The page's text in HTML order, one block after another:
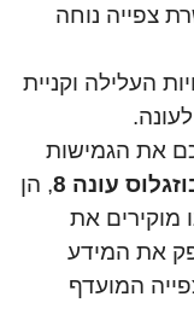
צפייה נוחה
העלילה וקניית
את הגמישות
עונה 8
, הן
מוקירים את
את המידע
המועדף